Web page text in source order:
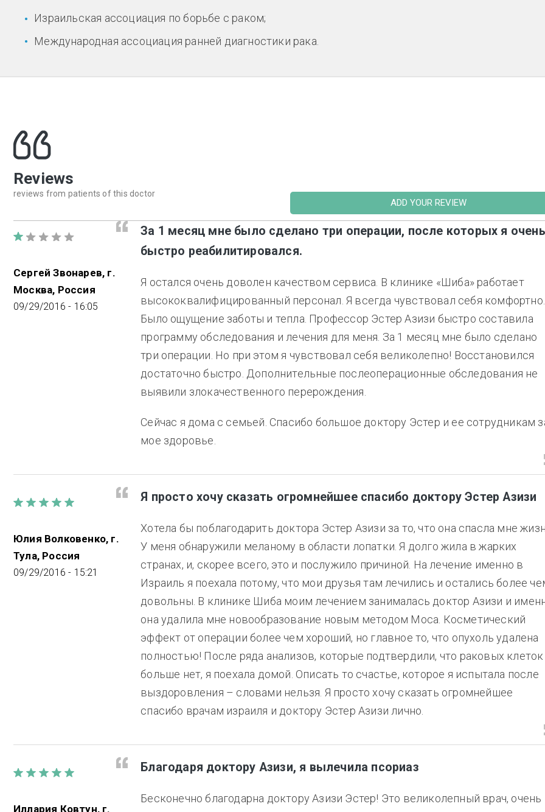
Израильская ассоциация по борьбе с раком;
Международная ассоциация ранней диагностики рака.
Reviews
ADD YOUR REVIEW
reviews from patients of this doctor
Сергей Звонарев, г.
Москва, Россия
09/29/2016 - 16:05
За 1 месяц мне было сделано три операции, после которых я очень
быстро реабилитировался.
Я остался очень доволен качеством сервиса. В клинике «Шиба» работает
высококвалифицированный персонал. Я всегда чувствовал себя комфортно.
Было ощущение заботы и тепла. Профессор Эстер Азизи быстро составила
программу обследования и лечения для меня. За 1 месяц мне было сделано
три операции. Но при этом я чувствовал себя великолепно! Восстановился
достаточно быстро. Дополнительные послеоперационные обследования не
выявили злокачественного перерождения.
Сейчас я дома с семьей. Спасибо большое доктору Эстер и ее сотрудникам
мое здоровье.
Юлия Волковенко, г.
Тула, Россия
09/29/2016 - 15:21
Я просто хочу сказать огромнейшее спасибо доктору Эстер Азизи
Хотела бы поблагодарить доктора Эстер Азизи за то, что она спасла мне
У меня обнаружили меланому в области лопатки. Я долго жила в жарких
странах, и, скорее всего, это и послужило причиной. На лечение именно в
Израиль я поехала потому, что мои друзья там лечились и остались более
довольны. В клинике Шиба моим лечением занималась доктор Азизи и
она удалила мне новообразование новым методом Моса. Косметический
эффект от операции более чем хороший, но главное то, что опухоль удалена
полностью! После ряда анализов, которые подтвердили, что раковых клеток
больше нет, я поехала домой. Описать то счастье, которое я испытала после
выздоровления – словами нельзя. Я просто хочу сказать огромнейшее
спасибо врачам израиля и доктору Эстер Азизи лично.
Иллария Ковтун, г.
Благодаря доктору Азизи, я вылечила псориаз
Бесконечно благодарна доктору Азизи Эстер! Это великолепный врач, очень